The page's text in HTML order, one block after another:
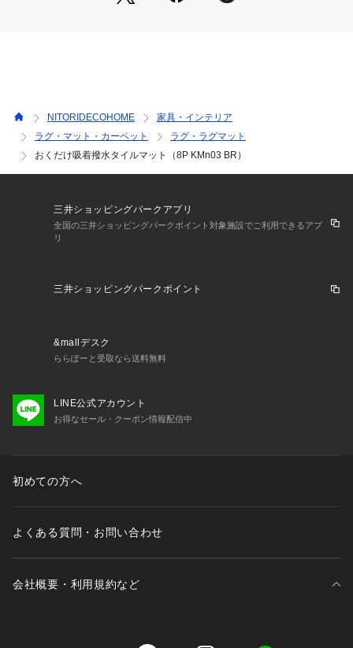
※「デコホーム」は、ニトリで人気のあるインテリア商品やデ
NITORIDECOHOME
家具・インテリア
ラグ・マット・カーペット
ラグ・ラグマット
おくだけ吸着撥水タイルマット（8P KMn03 BR）
三井ショッピングパークアプリ
全国の三井ショッピングパークポイント対象施設でご利用できるアプ
リ
三井ショッピングパークポイント
&mallデスク
ららぽーと受取なら送料無料
LINE公式アカウント
お得なセール・クーポン情報配信中
初めての方へ
よくある質問・お問い合わせ
会社概要・利用規約など